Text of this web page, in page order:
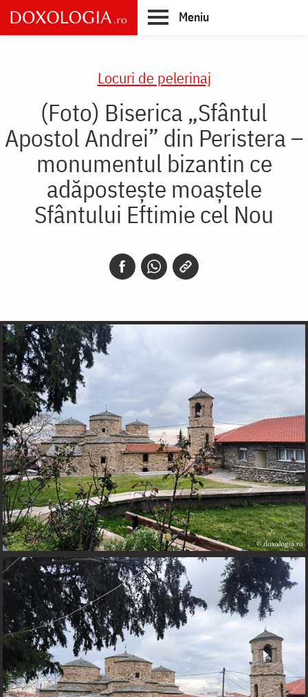
Skip
to
main
Meniu
Locuri de pelerinaj
(Foto) Biserica „Sfântul
Apostol Andrei” din Peristera –
monumentul bizantin ce
adăpostește moaștele
Sfântului Eftimie cel Nou